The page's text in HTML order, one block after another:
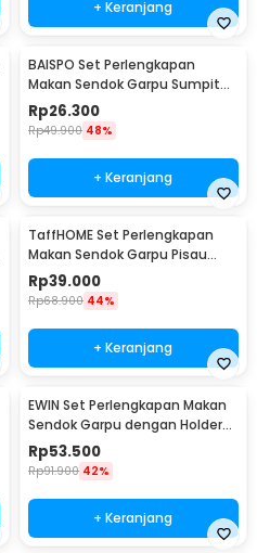
+ Keranjang
BAISPO Set Perlengkapan
Makan Sendok Garpu Sumpit
Bambu Cutlery Set Winding -
EA025
Rp26.300
Rp49.900 48%
+ Keranjang
TaffHOME Set Perlengkapan
Makan Sendok Garpu Pisau
Sumpit 8 PCS - EA02300
Rp39.000
Rp68.900 44%
+ Keranjang
EWIN Set Perlengkapan Makan
Sendok Garpu dengan Holder
Angsa Swan Rack - NP311
Rp53.500
Rp91.900 42%
+ Keranjang